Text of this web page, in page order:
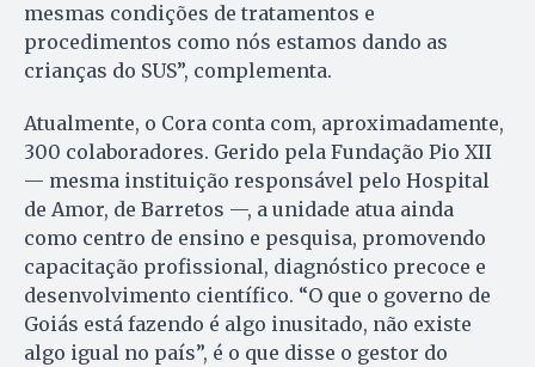
mesmas condições de tratamentos e
procedimentos como nós estamos dando as
crianças do SUS”, complementa.
Atualmente, o Cora conta com, aproximadamente,
300 colaboradores. Gerido pela Fundação Pio XII
— mesma instituição responsável pelo Hospital
de Amor, de Barretos —, a unidade atua ainda
como centro de ensino e pesquisa, promovendo
capacitação profissional, diagnóstico precoce e
desenvolvimento científico. “O que o governo de
Goiás está fazendo é algo inusitado, não existe
algo igual no país”, é o que disse o gestor do